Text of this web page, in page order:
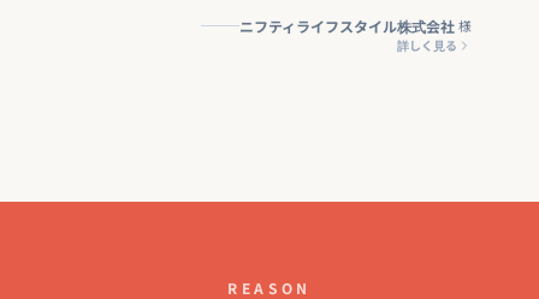
ニフティライフスタイル株式会社様
詳しく見る
REASON